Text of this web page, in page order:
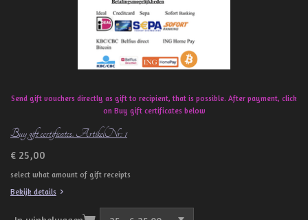
Send gift vouchers directly as gift to recipient, that is possible. After payment, click
on Buy gift certificates below
Buy gift certificates. ArtikelNr: 1
€ 25,00
select what amount of gift receipts
Bekijk details